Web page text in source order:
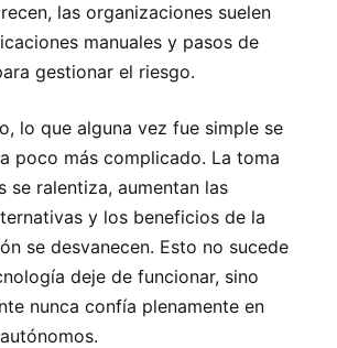
las organizaciones suelen
manuales y pasos de
gestionar el riesgo.
lo que alguna vez fue simple se
poco más complicado. La toma
se ralentiza, aumentan las
y los beneficios de la
se desvanecen. Esto no sucede
deje de funcionar, sino
nunca confía plenamente en